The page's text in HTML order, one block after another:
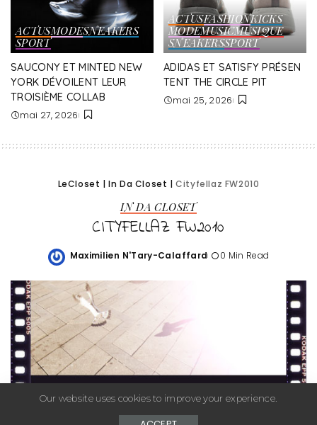
ACTUSMODESNEAKERS
SPORT
SAUCONY ET MINTED NEW
YORK DÉVOILENT LEUR
TROISIÈME COLLAB
mai 27, 2026
ACTUSFASHIONKICKS
MODEMUSICMUSIQUE
SNEAKERSSPORT
ADIDAS ET SATISFY PRÉSEN
TENT THE CIRCLE PIT
mai 25, 2026
LeCloset |In Da Closet |Cityfellaz FW2010
IN DA CLOSET
CITYFELLAZ FW2010
Posted
Maximilien N'Tary-Calaffard 0 Min Read
Our website uses cookies to improve your experience.